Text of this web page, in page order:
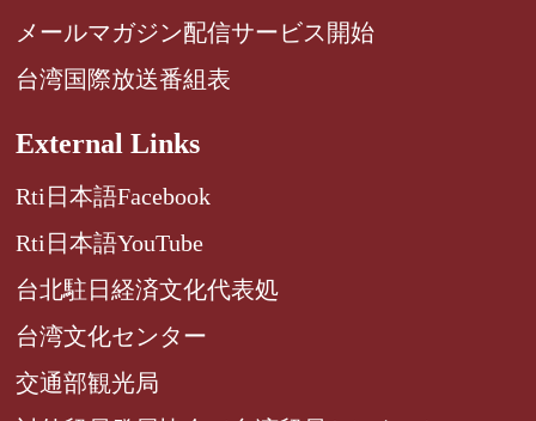
メールマガジン配信サービス開始
台湾国際放送番組表
External Links
Rti日本語Facebook
Rti日本語YouTube
台北駐日経済文化代表処
台湾文化センター
交通部観光局